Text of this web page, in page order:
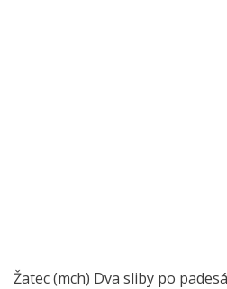
Žatec (mch) Dva sliby po